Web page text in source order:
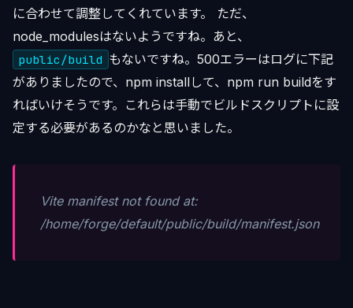
に合わせて調整してくれています。 ただ、
node_modulesはないようですね。あと、
public/build もないですね。500エラーはログに下記
がありましたので、npm installして、npm run buildをす
ればいけそうです。これらは手動でビルドスクリプトに設
定する必要があるのかなと思いました。
Vite manifest not found at:
/home/forge/default/public/build/manifest.json